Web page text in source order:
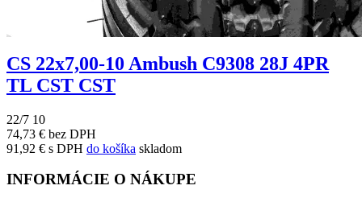
CS 22x7,00-10 Ambush C9308 28J 4PR
TL CST CST
22/7 10
74,73 € bez DPH
91,92 € s DPH do košíka skladom
INFORMÁCIE O NÁKUPE